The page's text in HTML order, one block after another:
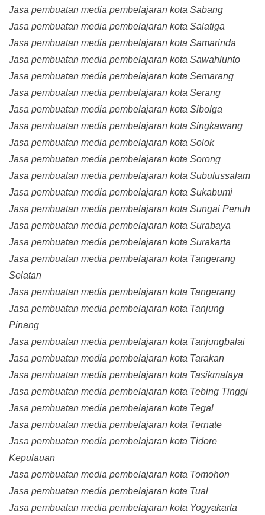
Jasa pembuatan media pembelajaran kota Sabang
Jasa pembuatan media pembelajaran kota Salatiga
Jasa pembuatan media pembelajaran kota Samarinda
Jasa pembuatan media pembelajaran kota Sawahlunto
Jasa pembuatan media pembelajaran kota Semarang
Jasa pembuatan media pembelajaran kota Serang
Jasa pembuatan media pembelajaran kota Sibolga
Jasa pembuatan media pembelajaran kota Singkawang
Jasa pembuatan media pembelajaran kota Solok
Jasa pembuatan media pembelajaran kota Sorong
Jasa pembuatan media pembelajaran kota Subulussalam
Jasa pembuatan media pembelajaran kota Sukabumi
Jasa pembuatan media pembelajaran kota Sungai Penuh
Jasa pembuatan media pembelajaran kota Surabaya
Jasa pembuatan media pembelajaran kota Surakarta
Jasa pembuatan media pembelajaran kota Tangerang
Selatan
Jasa pembuatan media pembelajaran kota Tangerang
Jasa pembuatan media pembelajaran kota Tanjung
Pinang
Jasa pembuatan media pembelajaran kota Tanjungbalai
Jasa pembuatan media pembelajaran kota Tarakan
Jasa pembuatan media pembelajaran kota Tasikmalaya
Jasa pembuatan media pembelajaran kota Tebing Tinggi
Jasa pembuatan media pembelajaran kota Tegal
Jasa pembuatan media pembelajaran kota Ternate
Jasa pembuatan media pembelajaran kota Tidore
Kepulauan
Jasa pembuatan media pembelajaran kota Tomohon
Jasa pembuatan media pembelajaran kota Tual
Jasa pembuatan media pembelajaran kota Yogyakarta